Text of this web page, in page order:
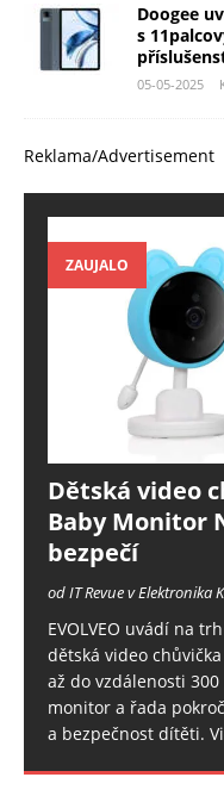
Doogee
s
05-05-2025
Reklama/Advertisement
ZAUJALO
Dětská video
Baby Monitor
bezpečí
od IT Revue v Elektronika
EVOLVEO uvádí na
dětská video
až do vzdálenosti
monitor a řada
a bezpečnost dítěti.